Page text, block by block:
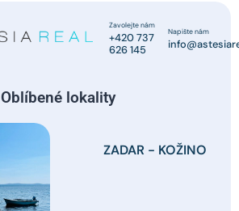
Zavolejte nám
+420 737
626 145
Napište nám
Oblíbené lokality
ZADAR - KOŽINO